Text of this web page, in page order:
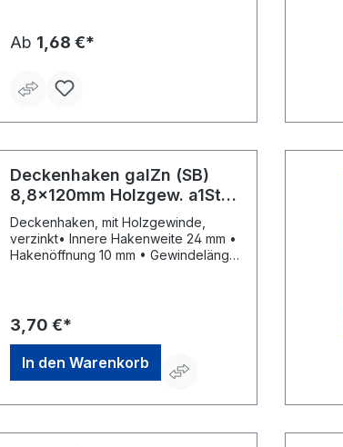
Ab 1,68 €*
Deckenhaken galZn (SB)
8,8x120mm Holzgew. a1Stk
PÖSAMO
Deckenhaken, mit Holzgewinde,
verzinkt• Innere Hakenweite 24 mm •
Hakenöffnung 10 mm • Gewindelänge
Frohnstraße 44, 40789 Monheim, DE,
+49217339760, info@poesamo.de
3,70 €*
In den Warenkorb